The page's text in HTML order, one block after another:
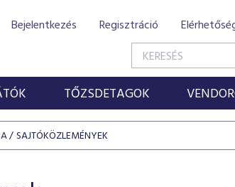
Bejelentkezés Regisztráció
TŐZSDETAGOK
SAJTÓKÖZLEMÉNYEK